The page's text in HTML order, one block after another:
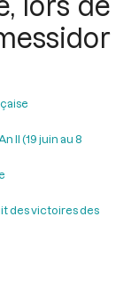
II (19 juin au 8
des victoires des